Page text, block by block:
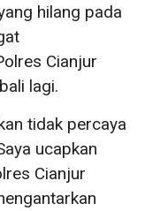
hilang pada
Cianjur
lagi.
tidak percaya
ucapkan
Cianjur